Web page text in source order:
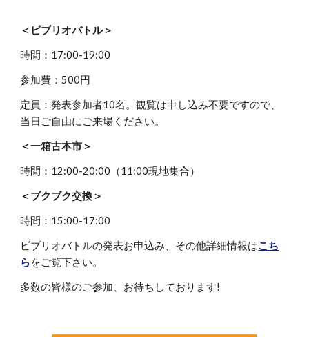
＜ビブリオバトル＞
時間：17:00-19:00
参加費：500円
定員：発表参加者10名。観覧は申し込み不要ですので、
当日ご自由にご来場ください。
＜一箱古本市＞
時間：12:00-20:00（11:00現地集合）
＜ブクブク交換＞
時間：15:00-17:00
ビブリオバトルの発表お申込み、その他詳細情報はこち
らをご覧下さい。
多数の皆様のご参加、お待ちしております!